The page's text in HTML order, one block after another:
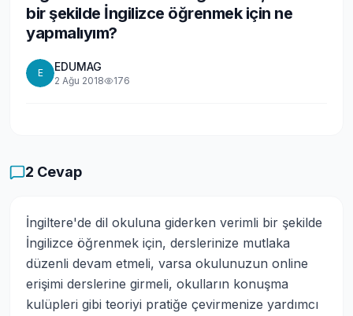
bir şekilde İngilizce öğrenmek için ne
yapmalıyım?
E EDUMAG
2 Ağu 2018 176
2 Cevap
İngiltere'de dil okuluna giderken verimli bir şekilde
İngilizce öğrenmek için, derslerinize mutlaka
düzenli devam etmeli, varsa okulunuzun online
erişimi derslerine girmeli, okulların konuşma
kulüpleri gibi teoriyi pratiğe çevirmenize yardımcı